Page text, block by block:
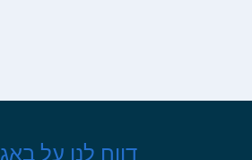
דווח לנו על באג